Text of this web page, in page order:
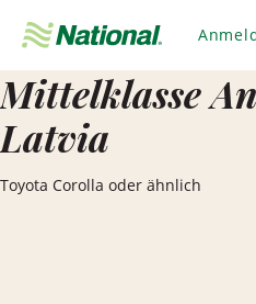
überspringen
Mittelklasse
Latvia
Toyota Corolla oder ähnlich